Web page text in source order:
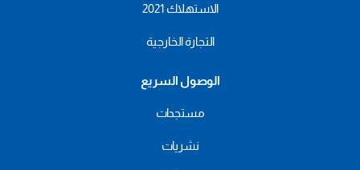
الاستهلاك 2021
التجارة الخارجية
الوصول السريع
مستجدات
نشريات